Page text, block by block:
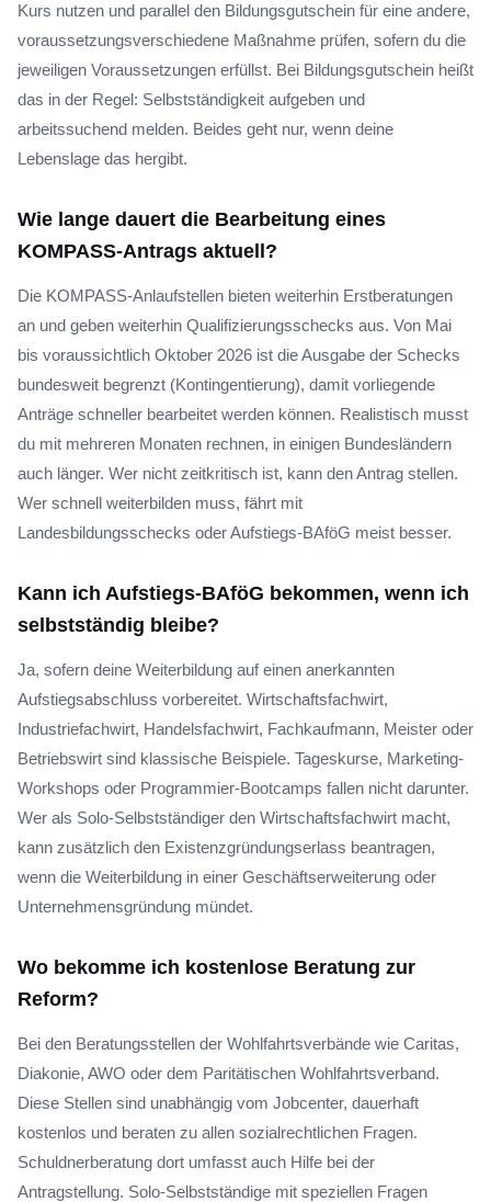
Kurs nutzen und parallel den Bildungsgutschein für eine andere,
voraussetzungsverschiedene Maßnahme prüfen, sofern du die
jeweiligen Voraussetzungen erfüllst. Bei Bildungsgutschein heißt
das in der Regel: Selbstständigkeit aufgeben und
arbeitssuchend melden. Beides geht nur, wenn deine
Lebenslage das hergibt.
Wie lange dauert die Bearbeitung eines
KOMPASS-Antrags aktuell?
Die KOMPASS-Anlaufstellen bieten weiterhin Erstberatungen
an und geben weiterhin Qualifizierungsschecks aus. Von Mai
bis voraussichtlich Oktober 2026 ist die Ausgabe der Schecks
bundesweit begrenzt (Kontingentierung), damit vorliegende
Anträge schneller bearbeitet werden können. Realistisch musst
du mit mehreren Monaten rechnen, in einigen Bundesländern
auch länger. Wer nicht zeitkritisch ist, kann den Antrag stellen.
Wer schnell weiterbilden muss, fährt mit
Landesbildungsschecks oder Aufstiegs-BAföG meist besser.
Kann ich Aufstiegs-BAföG bekommen, wenn ich
selbstständig bleibe?
Ja, sofern deine Weiterbildung auf einen anerkannten
Aufstiegsabschluss vorbereitet. Wirtschaftsfachwirt,
Industriefachwirt, Handelsfachwirt, Fachkaufmann, Meister oder
Betriebswirt sind klassische Beispiele. Tageskurse, Marketing-
Workshops oder Programmier-Bootcamps fallen nicht darunter.
Wer als Solo-Selbstständiger den Wirtschaftsfachwirt macht,
kann zusätzlich den Existenzgründungserlass beantragen,
wenn die Weiterbildung in einer Geschäftserweiterung oder
Unternehmensgründung mündet.
Wo bekomme ich kostenlose Beratung zur
Reform?
Bei den Beratungsstellen der Wohlfahrtsverbände wie Caritas,
Diakonie, AWO oder dem Paritätischen Wohlfahrtsverband.
Diese Stellen sind unabhängig vom Jobcenter, dauerhaft
kostenlos und beraten zu allen sozialrechtlichen Fragen.
Schuldnerberatung dort umfasst auch Hilfe bei der
Antragstellung. Solo-Selbstständige mit speziellen Fragen